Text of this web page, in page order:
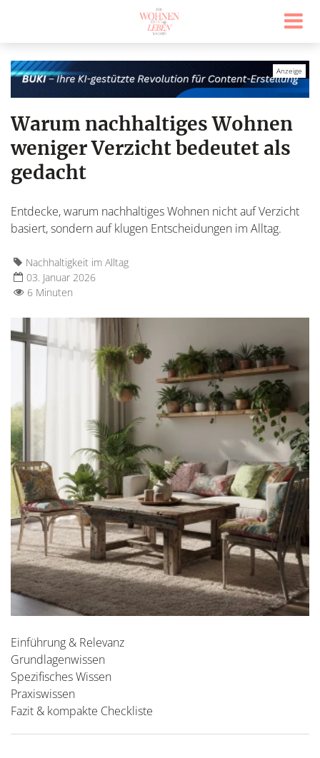
Warum nachhaltiges Wohnen
weniger Verzicht bedeutet als
gedacht
Entdecke, warum nachhaltiges Wohnen nicht auf Verzicht
basiert, sondern auf klugen Entscheidungen im Alltag.
Nachhaltigkeit im Alltag
03. Januar 2026
6 Minuten
Einführung & Relevanz
Grundlagenwissen
Spezifisches Wissen
Praxiswissen
Fazit & kompakte Checkliste